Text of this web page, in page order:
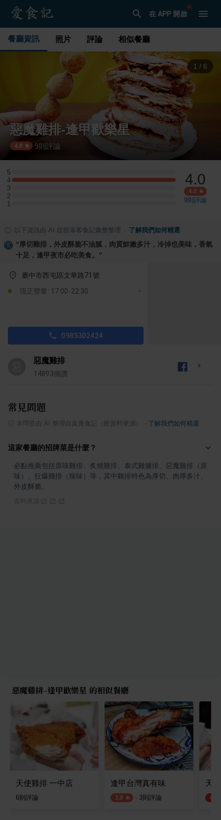
在 APP 開啟
餐廳資訊 照片 評論 相似餐廳
1 / 6
惡魔雞排-逢甲歡樂星
4.0 ·9則評論
5
5 星：0 則評論
4
4 星：2 則評論
3
3 星：0 則評論
2
2 星：0 則評論
1
1 星：0 則評論
4.0
4.0
9則評論
以下資訊由 AI 從部落客食記彙整整理 了解我們如何精選
“ 厚切雞排，外皮酥脆不油膩，肉質鮮嫩多汁，冷掉也美味，香氣
十足，逢甲夜市必吃美食。 ”
臺中市西屯區文華路71號
現正營業: 17:00-22:30
0985302424
惡魔雞排
14893個讚
常見問題
本問答由 AI 整理自真實食記（附資料來源） 了解我們如何精選
這家餐廳的招牌菜是什麼？
必點推薦包括原味雞排、炙燒雞排、泰式雞腿排、惡魔雞排（原
味）、狂爆雞排（辣味）等，其中雞排特色為厚切、肉厚多汁、
外皮酥脆。
惡魔雞排-逢甲歡樂星 的相似餐廳
天使雞排 一中店
6則評論
逢甲台灣真有味
3.8 · 3則評論
天
4.5